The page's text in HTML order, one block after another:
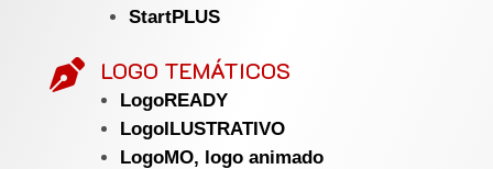
StartPLUS
 LOGO TEMÁTICOS
LogoREADY
LogoILUSTRATIVO
LogoMO, logo animado